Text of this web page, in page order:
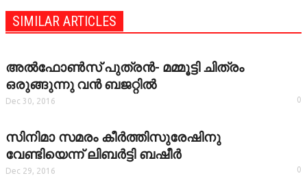
VIDEOZONE
SIMILAR ARTICLES
അല്‍ഫോണ്‍സ് പുത്രന്‍- മമ്മൂട്ടി ചിത്രം
ഒരുങ്ങുന്നു വന്‍ ബജറ്റില്‍
Dec 30, 2016 0
സിനിമാ സമരം കീര്‍ത്തിസുരേഷിനു
വേണ്ടിയെന്ന് ലിബര്‍ട്ടി ബഷീര്‍
Dec 29, 2016 0